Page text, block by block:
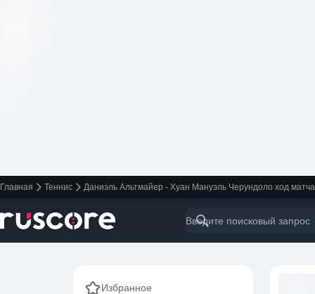
Главная Теннис Даниэль Альтмайер - Хуан Мануэль Черундоло ход
Избранное